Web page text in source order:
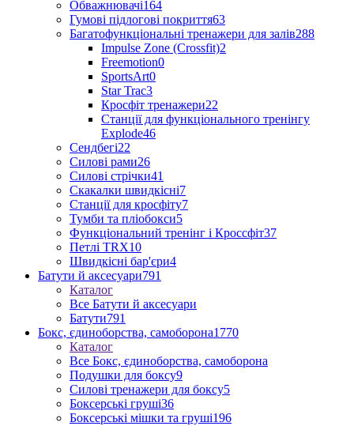
Обважнювачі164
Гумові підлогові покриття63
Багатофункціональні тренажери для залів288
Impulse Zone (Crossfit)2
Freemotion0
SportsArt0
Star Trac3
Кросфіт тренажери22
Станції для функціонального тренінгу
Explode46
Сендбегі22
Силові рами26
Силові стрічки41
Скакалки швидкісні7
Станції для кросфіту7
Тумби та пліобокси5
Функціональний тренінг і Кроссфіт37
Петлі TRX10
Швидкісні бар'єри4
Батути й аксесуари791
Каталог
Все Батути й аксесуари
Батути791
Бокс, єдиноборства, самоборона1770
Каталог
Все Бокс, єдиноборства, самоборона
Подушки для боксу9
Силові тренажери для боксу5
Боксерські груші36
Боксерські мішки та груші196